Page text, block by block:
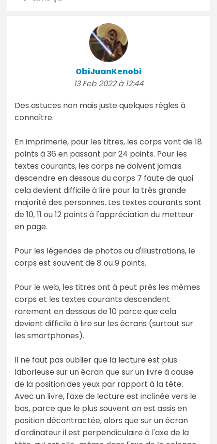
ObiJuanKenobi
13 Feb 2022 à 12:44
Des astuces non mais juste quelques règles à
connaître.
En imprimerie, pour les titres, les corps vont de 18
points à 36 en passant par 24 points. Pour les
textes courants, les corps ne doivent jamais
descendre en dessous du corps 7 faute de quoi
cela devient difficile à lire pour la très grande
majorité des personnes. Les textes courants sont
de 10, 11 ou 12 points à l'appréciation du metteur
en page.
Pour les légendes de photos ou d'illustrations, le
corps est souvent de 8 ou 9 points.
Pour le web, les titres ont à peut près les mêmes
corps et les textes courants descendent
rarement en dessous de 10 parce que cela
devient difficile à lire sur les écrans (surtout sur
les smartphones).
Il ne faut pas oublier que la lecture est plus
laborieuse sur un écran que sur un livre à cause
de la position des yeux par rapport à la tête.
Avec un livre, l'axe de lecture est inclinée vers le
bas, parce que le plus souvent on est assis en
position décontractée, alors que sur un écran
d'ordinateur il est perpendiculaire à l'axe de la